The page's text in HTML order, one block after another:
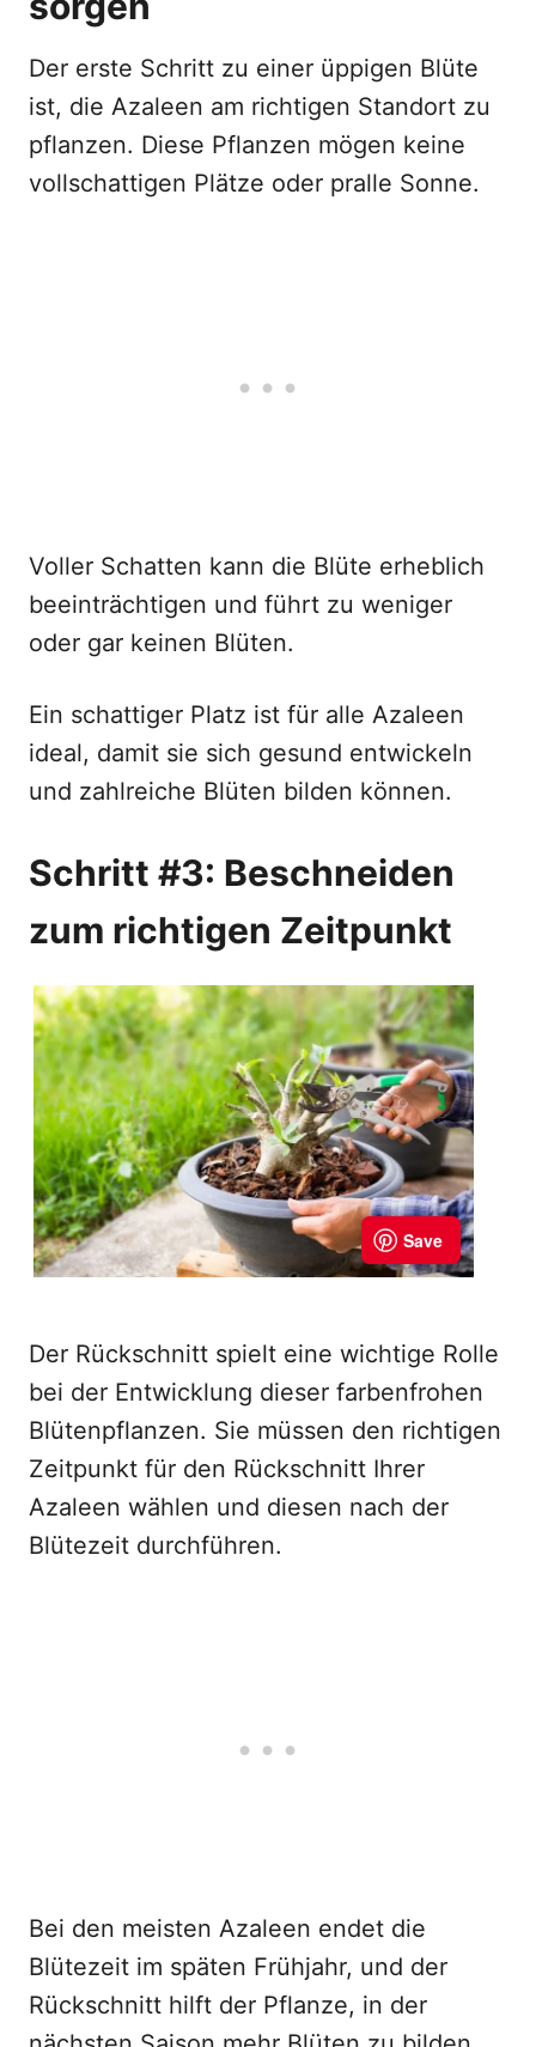
Der erste Schritt zu einer üppigen Blüte
ist, die Azaleen am richtigen Standort zu
pflanzen. Diese Pflanzen mögen keine
vollschattigen Plätze oder pralle Sonne.
Voller Schatten kann die Blüte erheblich
beeinträchtigen und führt zu weniger
oder gar keinen Blüten.
Ein schattiger Platz ist für alle Azaleen
ideal, damit sie sich gesund entwickeln
und zahlreiche Blüten bilden können.
Schritt #3: Beschneiden
zum richtigen Zeitpunkt
Der Rückschnitt spielt eine wichtige Rolle
bei der Entwicklung dieser farbenfrohen
Blütenpflanzen. Sie müssen den richtigen
Zeitpunkt für den Rückschnitt Ihrer
Azaleen wählen und diesen nach der
Blütezeit durchführen.
Bei den meisten Azaleen endet die
Blütezeit im späten Frühjahr, und der
Rückschnitt hilft der Pflanze, in der